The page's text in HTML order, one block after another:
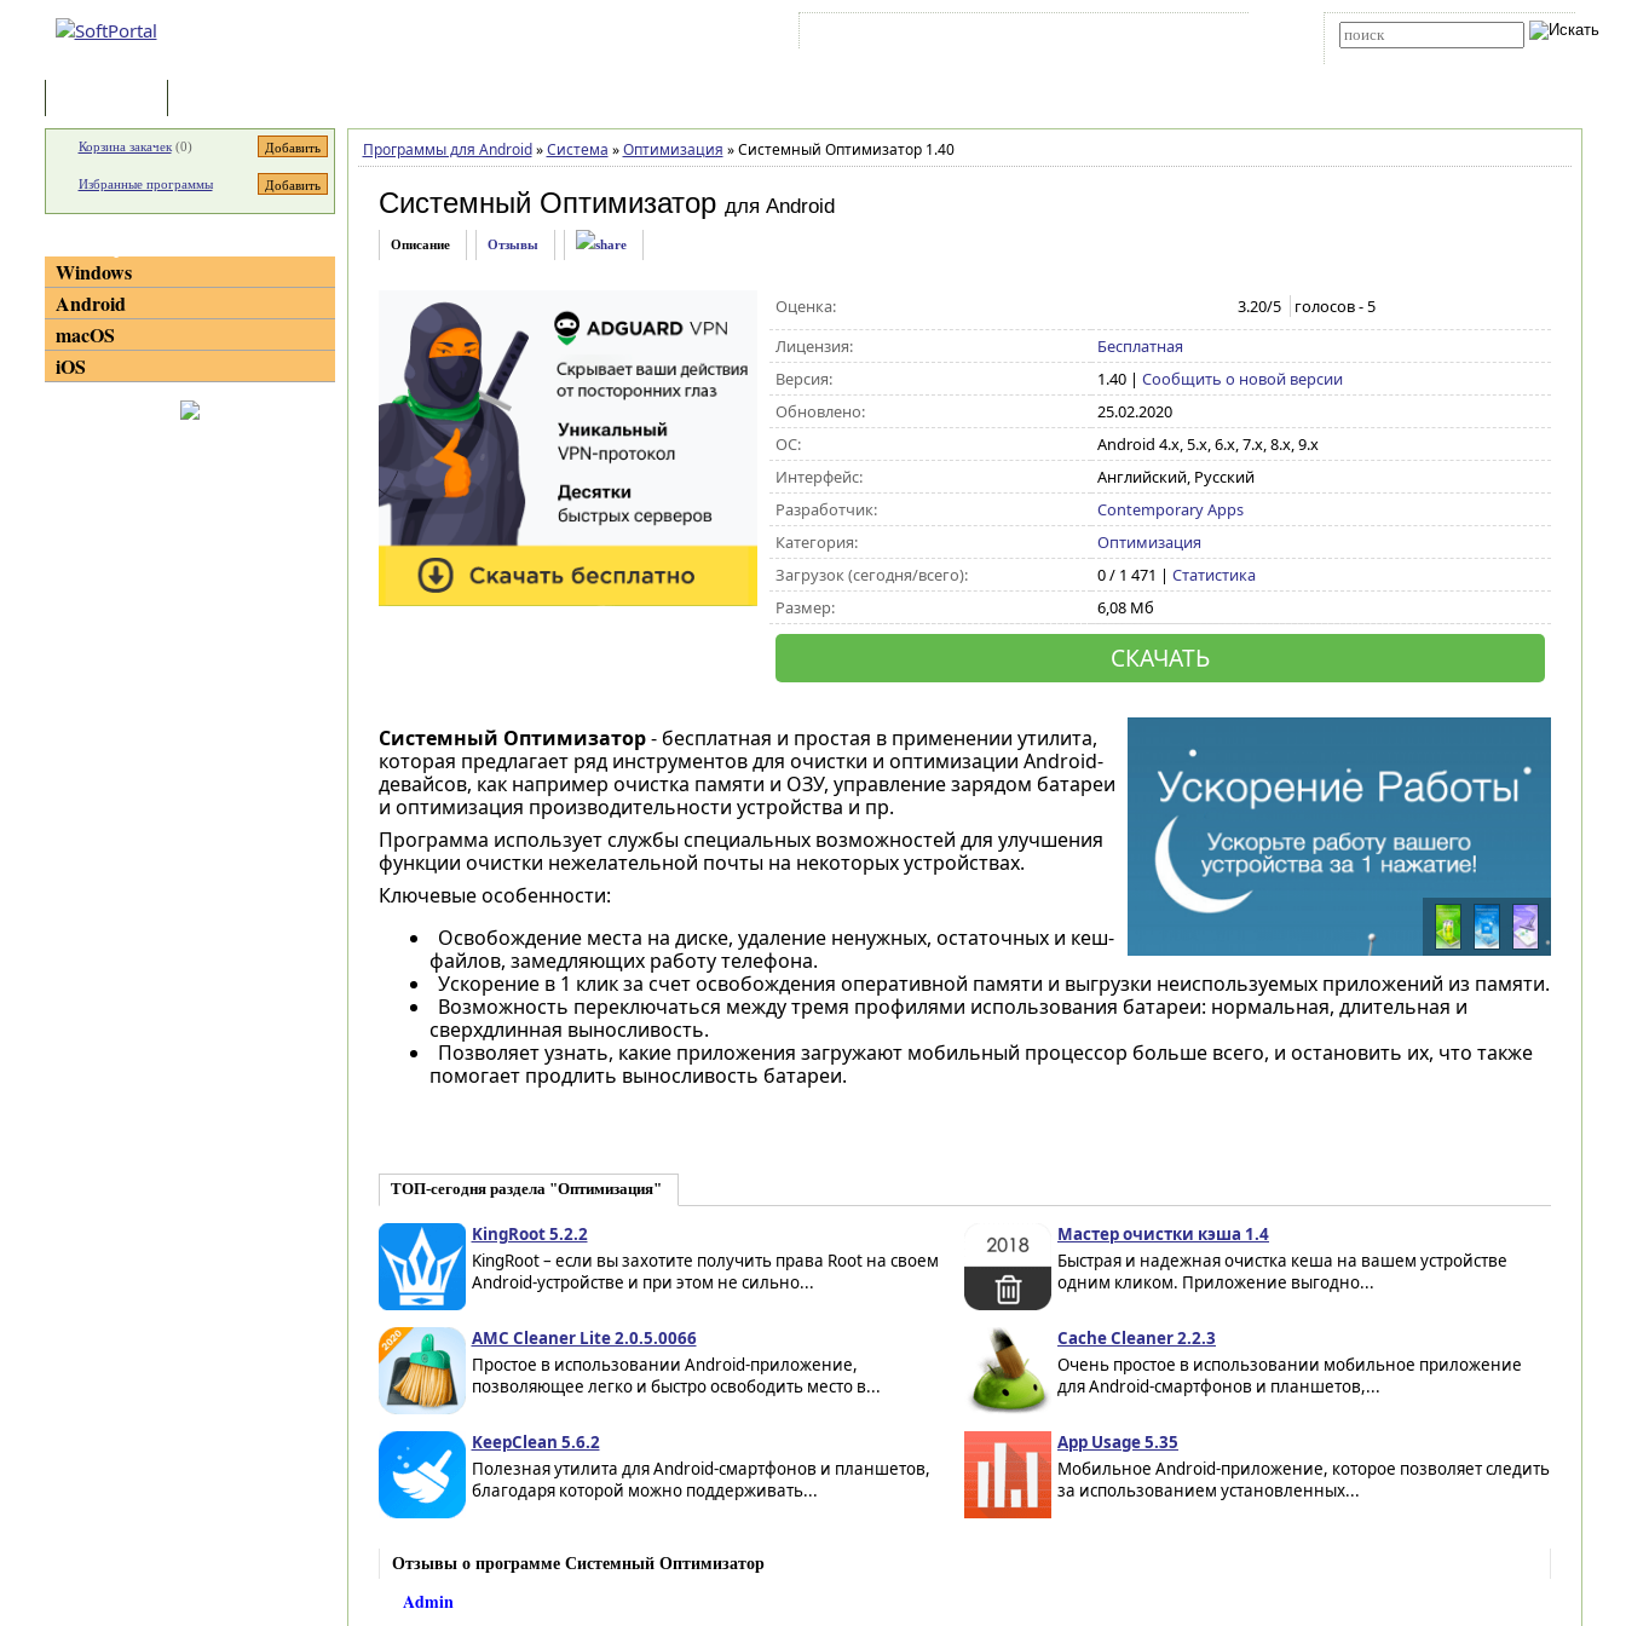
Программы для Android » Система » Оптимизация »Системный Оптимизатор 1.40
Системный Оптимизатор для Android
Описание Отзывы
Оценка: 3.20/5 голосов -5
Лицензия:
Бесплатная
Версия:
1.40| Сообщить о новой версии
Обновлено:
25.02.2020
ОС:
Android 4.x, 5.x, 6.x, 7.x, 8.x, 9.x
Интерфейс:
Английский, Русский
Разработчик:
Contemporary Apps
Категория:
Оптимизация
Загрузок (сегодня/всего):
0 / 1 471 | Статистика
Размер:
6,08 Мб
СКАЧАТЬ
Системный Оптимизатор- бесплатная и простая в применении утилита,
которая предлагает ряд инструментов для очистки и оптимизации Android-
девайсов, как например очистка памяти и ОЗУ, управление зарядом батареи
и оптимизация производительности устройства и пр.
Программа использует службы специальных возможностей для улучшения
функции очистки нежелательной почты на некоторых устройствах.
Ключевые особенности:
Освобождение места на диске, удаление ненужных, остаточных и кеш-
файлов, замедляющих работу телефона.
Ускорение в 1 клик за счет освобождения оперативной памяти и выгрузки неиспользуемых приложений из памяти.
Возможность переключаться между тремя профилями использования батареи: нормальная, длительная и
сверхдлинная выносливость.
Позволяет узнать, какие приложения загружают мобильный процессор больше всего, и остановить их, что также
помогает продлить выносливость батареи.
ТОП-сегодня раздела "Оптимизация"
KingRoot 5.2.2
KingRoot – если вы захотите получить права Root на своем
Android-устройстве и при этом не сильно...
Мастер очистки кэша 1.4
Быстрая и надежная очистка кеша на вашем устройстве
одним кликом. Приложение выгодно...
AMC Cleaner Lite 2.0.5.0066
Простое в использовании Android-приложение,
позволяющее легко и быстро освободить место в...
Cache Cleaner 2.2.3
Очень простое в использовании мобильное приложение
для Android-смартфонов и планшетов,...
KeepClean 5.6.2
Полезная утилита для Android-смартфонов и планшетов,
благодаря которой можно поддерживать...
App Usage 5.35
Мобильное Android-приложение, которое позволяет следить
за использованием установленных...
Отзывы о программе Системный Оптимизатор
Admin
Корзина закачек(0)
Избранные программы
Windows
Android
macOS
iOS